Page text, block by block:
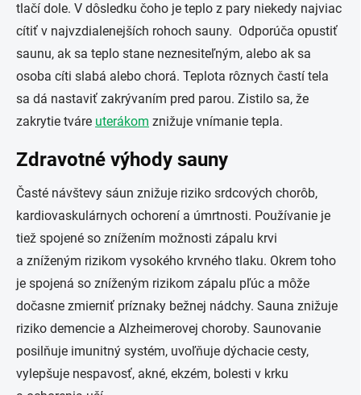
tlačí dole. V dôsledku čoho je teplo z pary niekedy najviac
cítiť v najvzdialenejších rohoch sauny. Odporúča opustiť
saunu, ak sa teplo stane neznesiteľným, alebo ak sa
osoba cíti slabá alebo chorá. Teplota rôznych častí tela
sa dá nastaviť zakrývaním pred parou. Zistilo sa, že
zakrytie tváre uterákom znižuje vnímanie tepla.
Zdravotné výhody sauny
Časté návštevy sáun znižuje riziko srdcových chorôb,
kardiovaskulárnych ochorení a úmrtnosti. Používanie je
tiež spojené so znížením možnosti zápalu krvi
a zníženým rizikom vysokého krvného tlaku. Okrem toho
je spojená so zníženým rizikom zápalu pľúc a môže
dočasne zmierniť príznaky bežnej nádchy. Sauna znižuje
riziko demencie a Alzheimerovej choroby. Saunovanie
posilňuje imunitný systém, uvoľňuje dýchacie cesty,
vylepšuje nespavosť, akné, ekzém, bolesti v krku